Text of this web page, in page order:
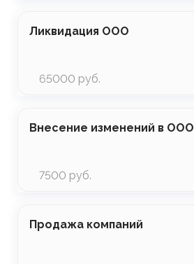
Ликвидация ООО
65000 руб.
Внесение изменений в ООО
7500 руб.
Продажа компаний